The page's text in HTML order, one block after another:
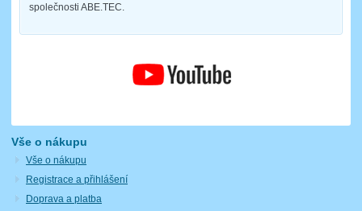
společnosti ABE.TEC.
Vše o nákupu
Vše o nákupu
Registrace a přihlášení
Doprava a platba